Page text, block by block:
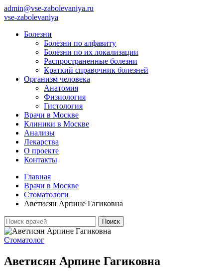
admin@vse-zabolevaniya.ru
vse-zabolevaniya
Болезни
Болезни по алфавиту
Болезни по их локализации
Распространенные болезни
Краткий справочник болезней
Организм человека
Анатомия
Физиология
Гистология
Врачи в Москве
Клиники в Москве
Анализы
Лекарства
О проекте
Контакты
Главная
Врачи в Москве
Стоматологи
Аветисян Арпине Гагиковна
Стоматолог
Аветисян Арпине Гагиковна